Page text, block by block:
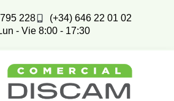
228
(+34) 646 22 01 02
- Vie 8:00 - 17:30